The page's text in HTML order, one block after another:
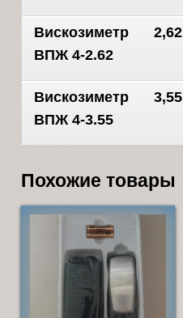
Вискозиметр
ВПЖ 4-2.62
2,62
Вискозиметр
ВПЖ 4-3.55
3,55
Похожие товары